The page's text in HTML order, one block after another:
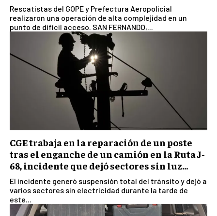
Rescatistas del GOPE y Prefectura Aeropolicial
realizaron una operación de alta complejidad en un
punto de difícil acceso. SAN FERNANDO,...
CGE trabaja en la reparación de un poste
tras el enganche de un camión en la Ruta J-
68, incidente que dejó sectores sin luz...
El incidente generó suspensión total del tránsito y dejó a
varios sectores sin electricidad durante la tarde de
este...